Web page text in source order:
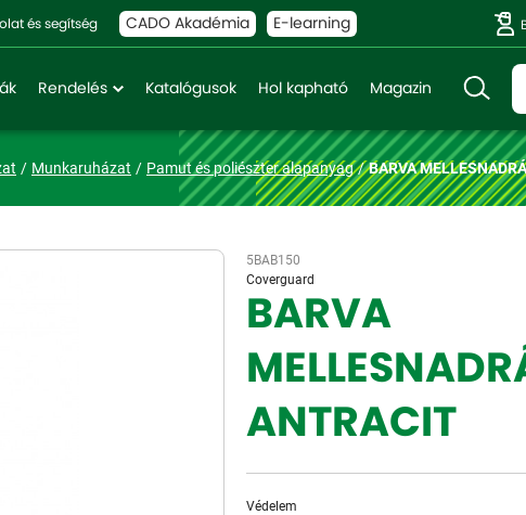
és segítség CADO Akadémia E-learning
Rendelés Katalógusok Hol kapható Magazin
Munkaruházat Pamut és poliészter alapanyag BARVA
5BAB150
Coverguard
BARVA
ANTRACIT
Védelem